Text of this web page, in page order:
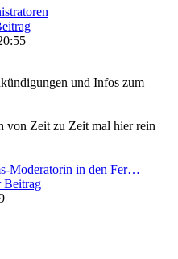
und Infos zum
von Zeit zu Zeit mal hier rein
Moderatorin in den Fer…
Beitrag